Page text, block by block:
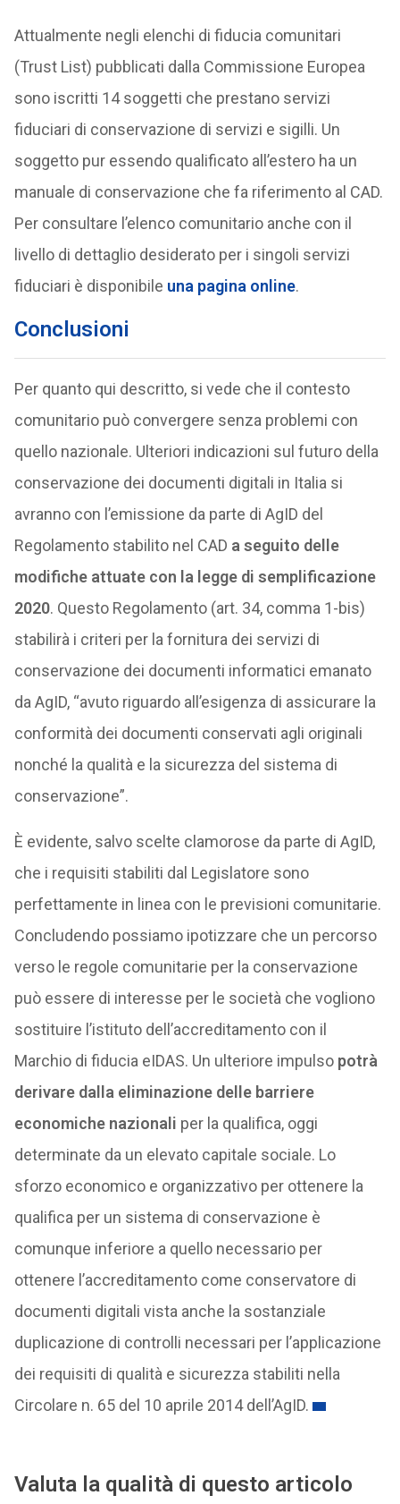
Attualmente negli elenchi di fiducia comunitari
(Trust List) pubblicati dalla Commissione Europea
sono iscritti 14 soggetti che prestano servizi
fiduciari di conservazione di servizi e sigilli. Un
soggetto pur essendo qualificato all’estero ha un
manuale di conservazione che fa riferimento al CAD.
Per consultare l’elenco comunitario anche con il
livello di dettaglio desiderato per i singoli servizi
fiduciari è disponibile una pagina online.
Conclusioni
Per quanto qui descritto, si vede che il contesto
comunitario può convergere senza problemi con
quello nazionale. Ulteriori indicazioni sul futuro della
conservazione dei documenti digitali in Italia si
avranno con l’emissione da parte di AgID del
Regolamento stabilito nel CAD a seguito delle
modifiche attuate con la legge di semplificazione
2020. Questo Regolamento (art. 34, comma 1-bis)
stabilirà i criteri per la fornitura dei servizi di
conservazione dei documenti informatici emanato
da AgID, “avuto riguardo all’esigenza di assicurare la
conformità dei documenti conservati agli originali
nonché la qualità e la sicurezza del sistema di
conservazione”.
È evidente, salvo scelte clamorose da parte di AgID,
che i requisiti stabiliti dal Legislatore sono
perfettamente in linea con le previsioni comunitarie.
Concludendo possiamo ipotizzare che un percorso
verso le regole comunitarie per la conservazione
può essere di interesse per le società che vogliono
sostituire l’istituto dell’accreditamento con il
Marchio di fiducia eIDAS. Un ulteriore impulso potrà
derivare dalla eliminazione delle barriere
economiche nazionali per la qualifica, oggi
determinate da un elevato capitale sociale. Lo
sforzo economico e organizzativo per ottenere la
qualifica per un sistema di conservazione è
comunque inferiore a quello necessario per
ottenere l’accreditamento come conservatore di
documenti digitali vista anche la sostanziale
duplicazione di controlli necessari per l’applicazione
dei requisiti di qualità e sicurezza stabiliti nella
Circolare n. 65 del 10 aprile 2014 dell’AgID.
Valuta la qualità di questo articolo